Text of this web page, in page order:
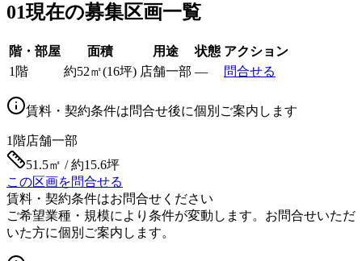
01現在の募集区画一覧
階・部屋 面積 用途 状態 アクション
1階
約52㎡(16坪) 店舗一部 — 問合せる
賃料・契約条件は問合せ後に個別ご案内します
1階店舗一部
51.5㎡ / 約15.6坪
この区画を問合せる
賃料・契約条件はお問合せください
ご希望業種・規模により条件が変動します。お問合せいただ
いた方に個別ご案内します。